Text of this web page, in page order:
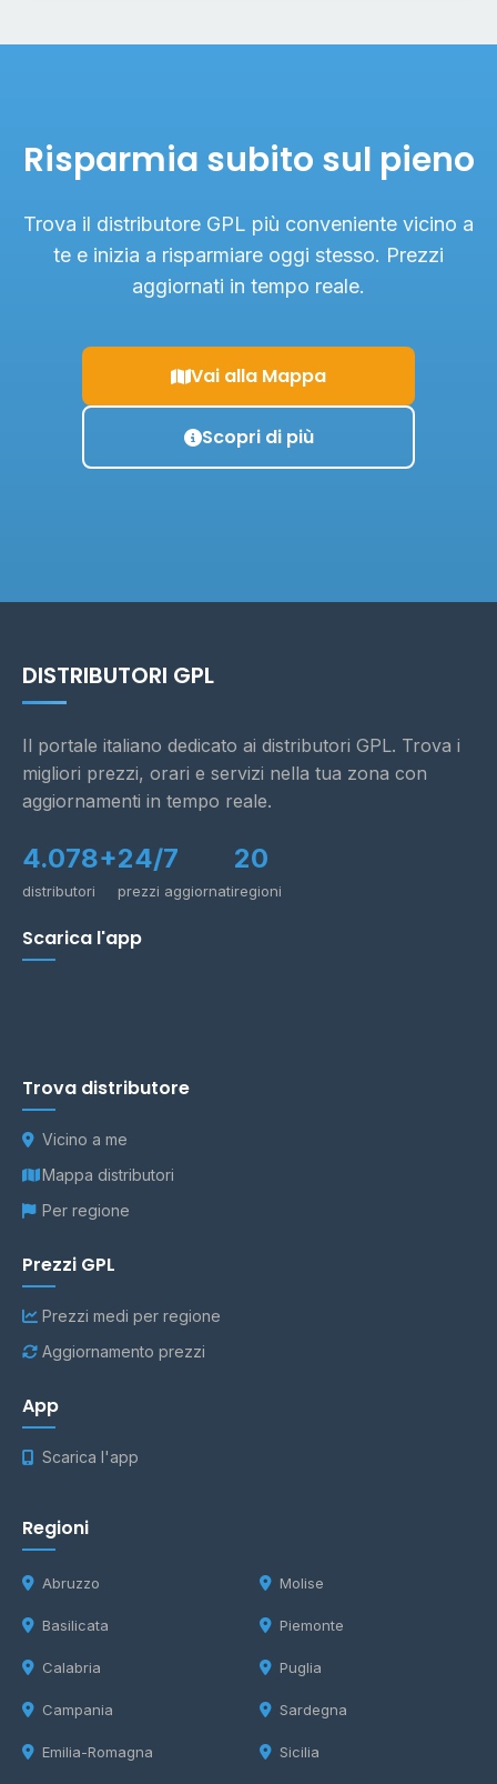
Risparmia subito sul pieno
Trova il distributore GPL più conveniente vicino a
te e inizia a risparmiare oggi stesso. Prezzi
aggiornati in tempo reale.
Vai alla Mappa
Scopri di più
DISTRIBUTORI GPL
Il portale italiano dedicato ai distributori GPL. Trova i
migliori prezzi, orari e servizi nella tua zona con
aggiornamenti in tempo reale.
4.078+
distributori
24/7
prezzi aggiornati
20
regioni
Scarica l'app
Trova distributore
Vicino a me
Mappa distributori
Per regione
Prezzi GPL
Prezzi medi per regione
Aggiornamento prezzi
App
Scarica l'app
Regioni
Abruzzo
Basilicata
Calabria
Campania
Emilia-Romagna
Molise
Piemonte
Puglia
Sardegna
Sicilia